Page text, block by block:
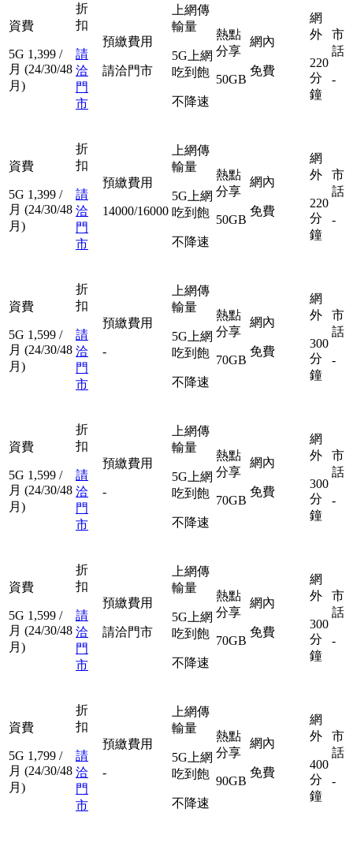
資費
5G 1,399 /
月 (24/30/48
月)
折
扣
請
洽
門
市
預繳費用
請洽門市
上網傳
輸量
5G上網
吃到飽
不降速
熱點
分享
50GB
網內
免費
網
外
220
分
鐘
市
話
-
資費
5G 1,399 /
月 (24/30/48
月)
折
扣
請
洽
門
市
預繳費用
14000/16000
上網傳
輸量
5G上網
吃到飽
不降速
熱點
分享
50GB
網內
免費
網
外
220
分
鐘
市
話
-
資費
5G 1,599 /
月 (24/30/48
月)
折
扣
請
洽
門
市
預繳費用
-
上網傳
輸量
5G上網
吃到飽
不降速
熱點
分享
70GB
網內
免費
網
外
300
分
鐘
市
話
-
資費
5G 1,599 /
月 (24/30/48
月)
折
扣
請
洽
門
市
預繳費用
-
上網傳
輸量
5G上網
吃到飽
不降速
熱點
分享
70GB
網內
免費
網
外
300
分
鐘
市
話
-
資費
5G 1,599 /
月 (24/30/48
月)
折
扣
請
洽
門
市
預繳費用
請洽門市
上網傳
輸量
5G上網
吃到飽
不降速
熱點
分享
70GB
網內
免費
網
外
300
分
鐘
市
話
-
資費
5G 1,799 /
月 (24/30/48
月)
折
扣
請
洽
門
市
預繳費用
-
上網傳
輸量
5G上網
吃到飽
不降速
熱點
分享
90GB
網內
免費
網
外
400
分
鐘
市
話
-